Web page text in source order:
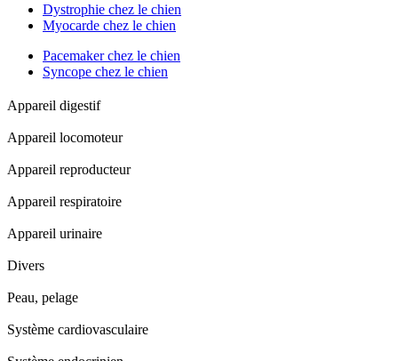
Dystrophie chez le chien
Myocarde chez le chien
Pacemaker chez le chien
Syncope chez le chien
Appareil digestif
Appareil locomoteur
Appareil reproducteur
Appareil respiratoire
Appareil urinaire
Divers
Peau, pelage
Système cardiovasculaire